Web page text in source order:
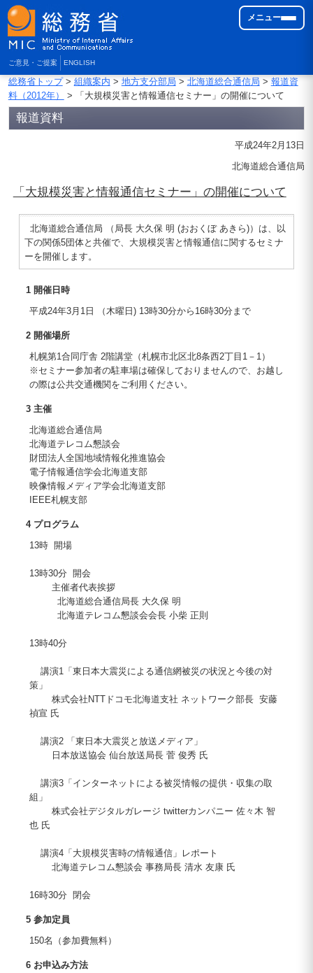
ご意見・ご提案 ENGLISH
メニュー
総務省トップ> 組織案内 > 地方支分部局 > 北海道総合通信局 > 報道資
料（2012年）
> 「大規模災害と情報通信セミナー」の開催について
報道資料
平成24年2月13日
北海道総合通信局
「大規模災害と情報通信セミナー」の開催について
北海道総合通信局 （局長 大久保 明 (おおくぼ あきら)）は、以
下の関係5団体と共催で、大規模災害と情報通信に関するセミナ
ーを開催します。
1 開催日時
平成24年3月1日 （木曜日) 13時30分から16時30分まで
2 開催場所
札幌第1合同庁舎 2階講堂（札幌市北区北8条西2丁目1－1）
※セミナー参加者の駐車場は確保しておりませんので、お越し
の際は公共交通機関をご利用ください。
3 主催
北海道総合通信局
北海道テレコム懇談会
財団法人全国地域情報化推進協会
電子情報通信学会北海道支部
映像情報メディア学会北海道支部
IEEE札幌支部
4 プログラム
13時 開場
13時30分 開会
主催者代表挨拶
北海道総合通信局長 大久保 明
北海道テレコム懇談会会長 小柴 正則
13時40分
講演1「東日本大震災による通信網被災の状況と今後の対
策」
株式会社NTTドコモ北海道支社 ネットワーク部長 安藤
禎宣 氏
講演2 「東日本大震災と放送メディア」
日本放送協会 仙台放送局長 菅 俊秀 氏
講演3「インターネットによる被災情報の提供・収集の取
組」
株式会社デジタルガレージ twitterカンパニー 佐々木 智
也 氏
講演4「大規模災害時の情報通信」レポート
北海道テレコム懇談会 事務局長 清水 友康 氏
16時30分 閉会
5 参加定員
150名（参加費無料）
6 お申込み方法